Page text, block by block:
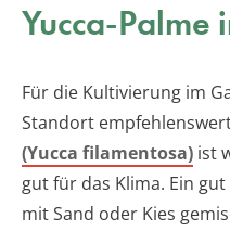
Yucca-Palme
Für die Kultivierung im
Standort
(Yucca filamentosa) ist
gut für das Klima. Ein
mit Sand oder Kies